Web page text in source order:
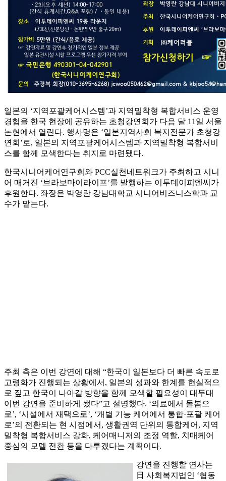
일본의 ‘지역포괄케어시스템’과 지역밀착형 복합서비스 운영
경험을 한국 현장에 공유하는 초청강연회가 다음 달 11일 서울
논현에서 열린다. 행사명은 ‘일본지역사회 복지전문가 초청강
연회’로, 일본의 지역포괄케어시스템과 지역밀착형 복합서비
스를 함께 모색한다는 취지로 마련됐다.
한국시니어케어연구회와 PCC실천네트워크가 주최하고 시니
어 매거진 ‘브라보마이라이프’를 발행하는 이투데이피엔씨가
후원한다. 좌장은 박영란 강남대학교 시니어비즈니스학과 교
수가 맡는다.
주최 측은 이번 강연에 대해 “한국이 일본보다 더 빠른 속도로
고령화가 진행되는 상황에서, 일본의 성과와 한계를 현실적으
로 짚고 한국이 나아갈 방향을 함께 모색할 필요성이 대두대
이번 강연을 준비하게 됐다”고 설명했다. ‘의료에서 돌봄으
로’, ‘시설에서 재택으로’, ‘개별 기능 케어에서 통합·포괄 케어
로’의 전환되는 현 시점에서, 생활권역 단위의 통합케어, 지역
밀착형 복합서비스 강화, 케어매니저의 조정 역할, 치매케어
중심의 모델 전환 등을 다루겠다는 계획이다.
강연을 진행할 연사는
日 사회복지법인 ‘협동